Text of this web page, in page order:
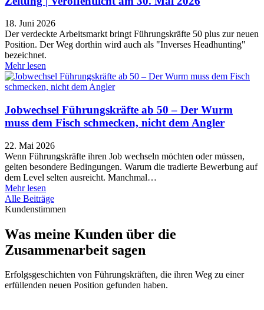
18. Juni 2026
Der verdeckte Arbeitsmarkt bringt Führungskräfte 50 plus zur neuen
Position. Der Weg dorthin wird auch als "Inverses Headhunting"
bezeichnet.
Mehr lesen
Jobwechsel Führungskräfte ab 50 – Der Wurm
muss dem Fisch schmecken, nicht dem Angler
22. Mai 2026
Wenn Führungskräfte ihren Job wechseln möchten oder müssen,
gelten besondere Bedingungen. Warum die tradierte Bewerbung auf
dem Level selten ausreicht. Manchmal…
Mehr lesen
Alle Beiträge
Kundenstimmen
Was meine Kunden über die
Zusammenarbeit sagen
Erfolgsgeschichten von Führungskräften, die ihren Weg zu einer
erfüllenden neuen Position gefunden haben.